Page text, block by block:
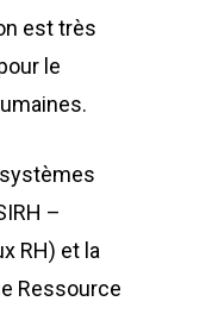
est très
le
–
RH) et la
Ressource